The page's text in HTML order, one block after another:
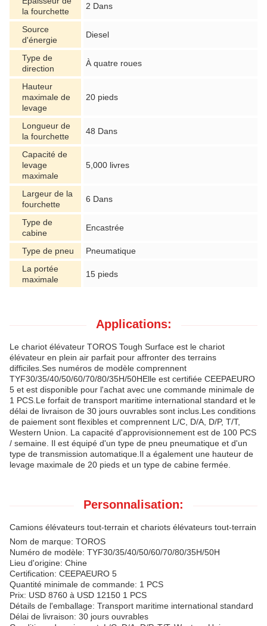
la fourchette
2 Dans
Source
d'énergie
Diesel
Type de
direction
À quatre roues
Hauteur
maximale de
levage
20 pieds
Longueur de
la fourchette
48 Dans
Capacité de
levage
maximale
5,000 livres
Largeur de la
fourchette
6 Dans
Type de
cabine
Encastrée
Type de pneu
Pneumatique
La portée
maximale
15 pieds
Applications:
Le chariot élévateur TOROS Tough Surface est le chariot
élévateur en plein air parfait pour affronter des terrains
difficiles.Ses numéros de modèle comprennent
TYF30/35/40/50/60/70/80/35H/50HElle est certifiée CEEPAEURO
5 et est disponible pour l'achat avec une commande minimale de
1 PCS.Le forfait de transport maritime international standard et le
délai de livraison de 30 jours ouvrables sont inclus.Les conditions
de paiement sont flexibles et comprennent L/C, D/A, D/P, T/T,
Western Union. La capacité d'approvisionnement est de 100 PCS
/ semaine. Il est équipé d'un type de pneu pneumatique et d'un
type de transmission automatique.Il a également une hauteur de
levage maximale de 20 pieds et un type de cabine fermée.
Personnalisation:
Camions élévateurs tout-terrain et chariots élévateurs tout-terrain
Nom de marque: TOROS
Numéro de modèle: TYF30/35/40/50/60/70/80/35H/50H
Lieu d'origine: Chine
Certification: CEEPAEURO 5
Quantité minimale de commande: 1 PCS
Prix: USD 8760 à USD 12150 1 PCS
Détails de l'emballage: Transport maritime international standard
Délai de livraison: 30 jours ouvrables